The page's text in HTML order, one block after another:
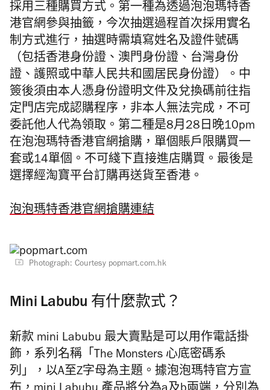
採用三種購買方式。第一種為透過泡泡瑪特香
港官網參與抽籤，今次抽選過程首次採用實名
制方式進行，抽選時需填寫姓名及證件號碼
（包括香港身份證、澳門身份證、台灣身份
證、護照或中華人民共和國居民身份證）。中
簽後須由本人憑身份證明文件及兌換碼前往指
定門店完成認購程序，非本人無法完成，不可
委託他人代為領取。第二種是8月28日晚10pm
在泡泡瑪特香港官網搶購，單個賬戶限購買一
套或14單個。不可綫下直接進店購買。最後是
選擇經淘寶平台訂購再送貨至香港。
泡泡瑪特香港官網搶購連結
Photograph: Courtesy popmart.com.hk
Mini Labubu 有什麼款式？
新款 mini Labubu 最大賣點是可以用作電話掛
飾， 系列名稱「The Monsters 心底密碼系
列」， 以A至Z字母為主題。 據泡泡瑪特官方宣